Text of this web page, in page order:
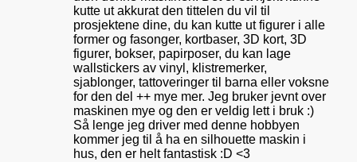
kutte ut akkurat den tittelen du vil til
prosjektene dine, du kan kutte ut figurer i alle
former og fasonger, kortbaser, 3D kort, 3D
figurer, bokser, papirposer, du kan lage
wallstickers av vinyl, klistremerker,
sjablonger, tattoveringer til barna eller voksne
for den del ++ mye mer. Jeg bruker jevnt over
maskinen mye og den er veldig lett i bruk :)
Så lenge jeg driver med denne hobbyen
kommer jeg til å ha en silhouette maskin i
hus, den er helt fantastisk :D <3